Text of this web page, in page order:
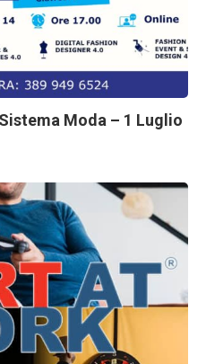
Moda – 1 Luglio